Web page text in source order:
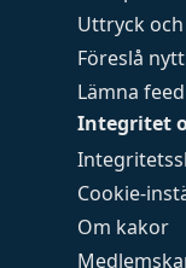
Uttryck
Föreslå
Lämna
Integritet
Cookie-
Om kakor